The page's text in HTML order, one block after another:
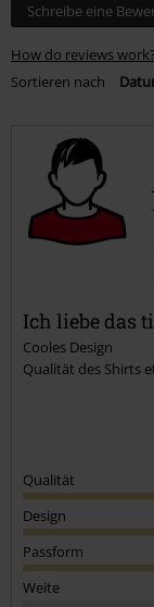
Schreibe eine
How do reviews work?
Sortieren nach
Ich liebe das
Cooles Design
Qualität des Shirts
Qualität
Design
Passform
Weite